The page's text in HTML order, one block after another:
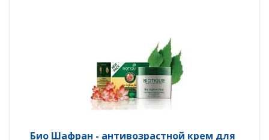
Био Шафран - антивозрастной крем для